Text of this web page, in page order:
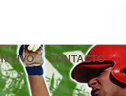
VIVO CONTACTO